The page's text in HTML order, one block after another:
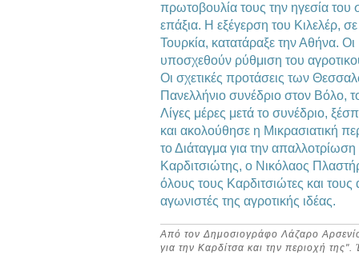
πρωτοβουλία τους την ηγεσία του
επάξια. Η εξέγερση του Κιλελέρ,
Τουρκία, κατατάραξε την Αθήνα.
υποσχεθούν ρύθμιση του
Οι σχετικές προτάσεις των
Πανελλήνιο συνέδριο στον Βόλο,
Λίγες μέρες μετά το συνέδριο,
και ακολούθησε η Μικρασιατική
το Διάταγμα για την
Καρδιτσιώτης, ο Νικόλαος
όλους τους Καρδιτσιώτες και
αγωνιστές της αγροτικής ιδέας.
Από τον Δημοσιογράφο Λάζαρο
για την Καρδίτσα και την περιοχή